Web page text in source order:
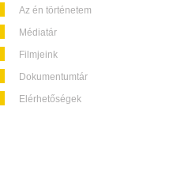
Az én történetem
Médiatár
Filmjeink
Dokumentumtár
Elérhetőségek